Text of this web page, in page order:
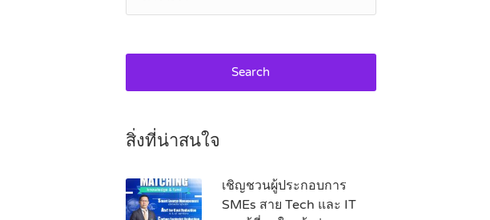
Search
สิ่งที่น่าสนใจ
เชิญชวนผู้ประกอบการ
SMEs สาย Tech และ IT